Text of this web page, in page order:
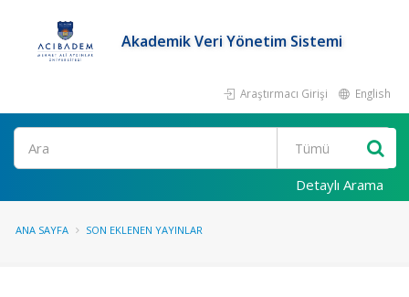
Akademik Veri Yönetim Sistemi
Araştırmacı Girişi English
Ara
Detaylı Arama
ANA SAYFA SON EKLENEN YAYINLAR